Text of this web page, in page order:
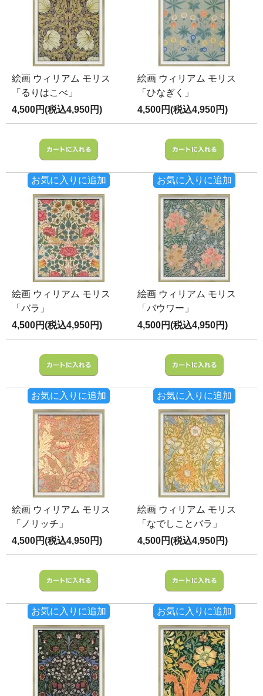
絵画 ウィリアム モリス
「るりはこべ」
4,500円(税込4,950円)
お気に入りに追加
絵画 ウィリアム モリス
「ひなぎく」
4,500円(税込4,950円)
お気に入りに追加
絵画 ウィリアム モリス
「バラ」
4,500円(税込4,950円)
お気に入りに追加
絵画 ウィリアム モリス
「バウワー」
4,500円(税込4,950円)
お気に入りに追加
絵画 ウィリアム モリス
「ノリッチ」
4,500円(税込4,950円)
お気に入りに追加
絵画 ウィリアム モリス
「なでしことバラ」
4,500円(税込4,950円)
お気に入りに追加